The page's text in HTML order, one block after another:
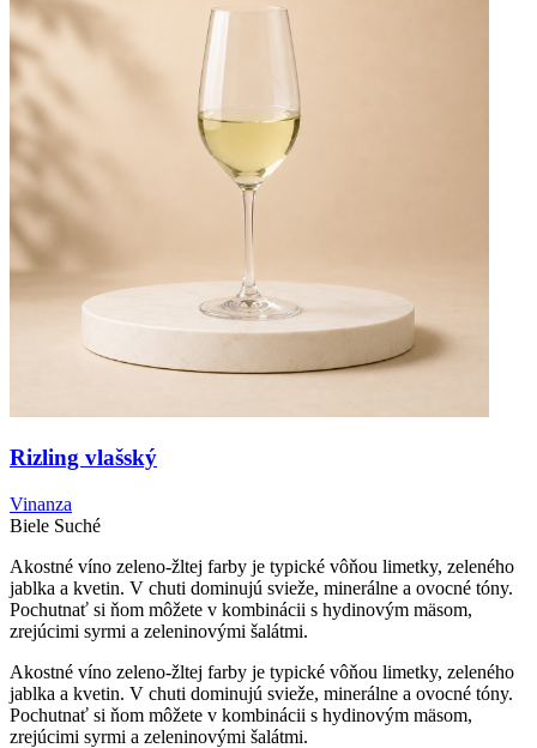
Rizling vlašský
Vinanza
Biele Suché
Akostné víno zeleno-žltej farby je typické vôňou limetky, zeleného
jablka a kvetin. V chuti dominujú svieže, minerálne a ovocné tóny.
Pochutnať si ňom môžete v kombinácii s hydinovým mäsom,
zrejúcimi syrmi a zeleninovými šalátmi.
Akostné víno zeleno-žltej farby je typické vôňou limetky, zeleného
jablka a kvetin. V chuti dominujú svieže, minerálne a ovocné tóny.
Pochutnať si ňom môžete v kombinácii s hydinovým mäsom,
zrejúcimi syrmi a zeleninovými šalátmi.